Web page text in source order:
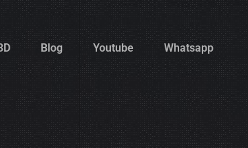
Blog
Blog
Youtube
Youtube
Whatsapp
Whatsapp